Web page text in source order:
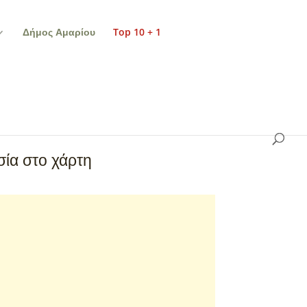
Δήμος Αμαρίου Top 10 + 1
στο χάρτη